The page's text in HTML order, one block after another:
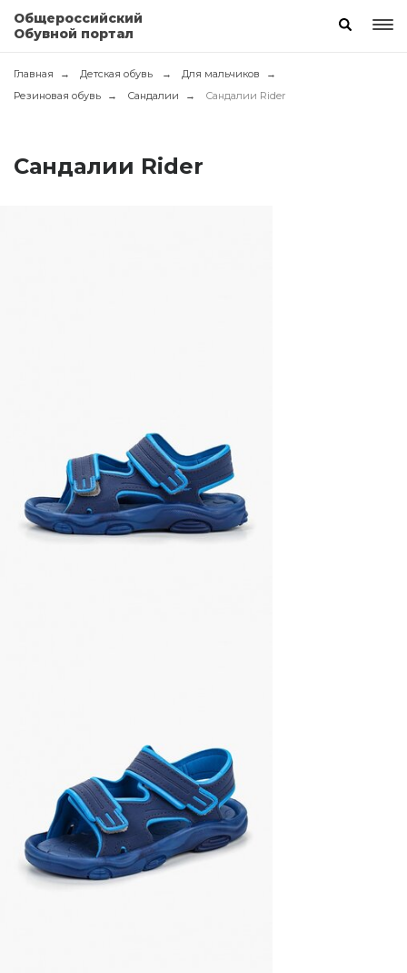
Общероссийский
Обувной портал
Главная Детская обувь
Для мальчиков
Резиновая обувь
Сандалии Сандалии Rider
Сандалии Rider